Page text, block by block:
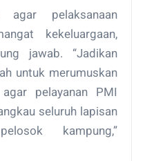
pelaksanaan
kekeluargaan,
jawab. “Jadikan
untuk merumuskan
pelayanan PMI
seluruh lapisan
kampung,”